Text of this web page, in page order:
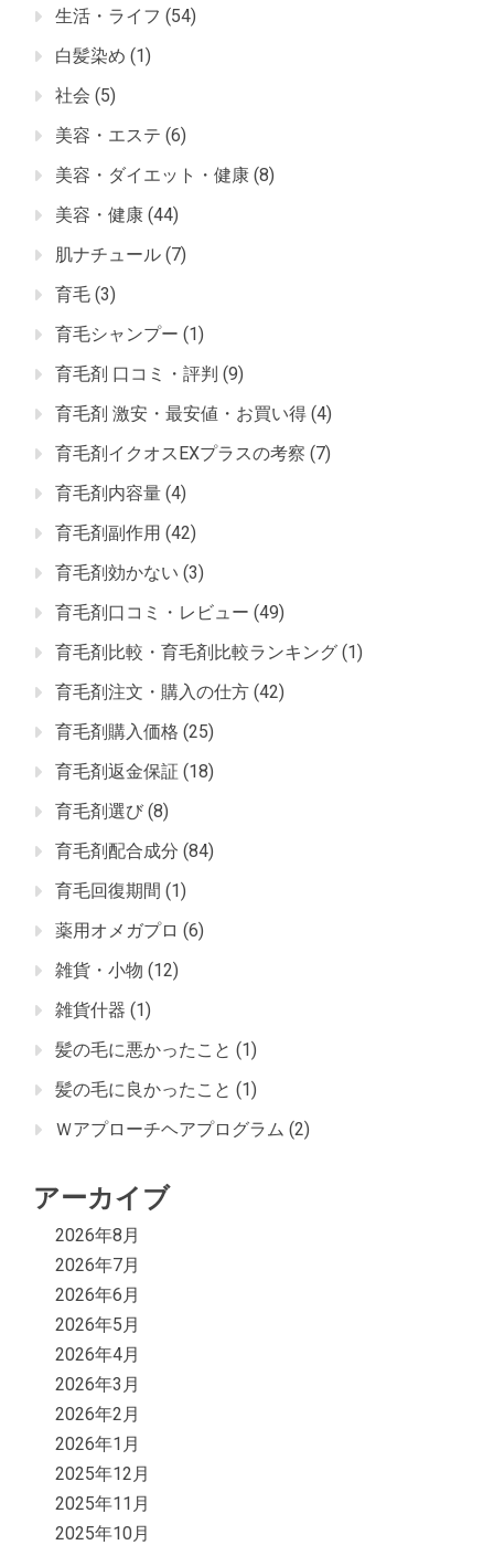
生活・ライフ (54)
白髪染め (1)
社会 (5)
美容・エステ (6)
美容・ダイエット・健康 (8)
美容・健康 (44)
肌ナチュール (7)
育毛 (3)
育毛シャンプー (1)
育毛剤 口コミ・評判 (9)
育毛剤 激安・最安値・お買い得 (4)
育毛剤イクオスEXプラスの考察 (7)
育毛剤内容量 (4)
育毛剤副作用 (42)
育毛剤効かない (3)
育毛剤口コミ・レビュー (49)
育毛剤比較・育毛剤比較ランキング (1)
育毛剤注文・購入の仕方 (42)
育毛剤購入価格 (25)
育毛剤返金保証 (18)
育毛剤選び (8)
育毛剤配合成分 (84)
育毛回復期間 (1)
薬用オメガプロ (6)
雑貨・小物 (12)
雑貨什器 (1)
髪の毛に悪かったこと (1)
髪の毛に良かったこと (1)
Ｗアプローチヘアプログラム (2)
アーカイブ
2026年8月
2026年7月
2026年6月
2026年5月
2026年4月
2026年3月
2026年2月
2026年1月
2025年12月
2025年11月
2025年10月